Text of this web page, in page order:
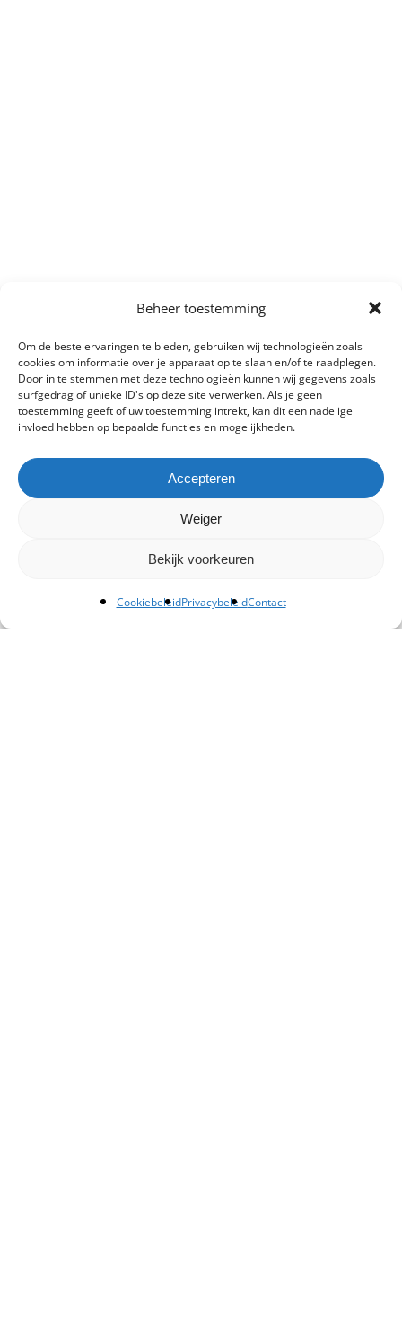
Beheer toestemming
Om de beste ervaringen te bieden, gebruiken wij technologieën zoals
cookies om informatie over je apparaat op te slaan en/of te raadplegen.
Door in te stemmen met deze technologieën kunnen wij gegevens zoals
surfgedrag of unieke ID's op deze site verwerken. Als je geen
toestemming geeft of uw toestemming intrekt, kan dit een nadelige
invloed hebben op bepaalde functies en mogelijkheden.
Accepteren
Weiger
Bekijk voorkeuren
CookiebeleidPrivacybeleidContact